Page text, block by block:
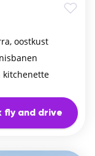
oostkust
kitchenette
fly and drive